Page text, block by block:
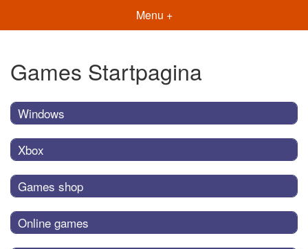
Menu +
Games Startpagina
Windows
Xbox
Games shop
Online games